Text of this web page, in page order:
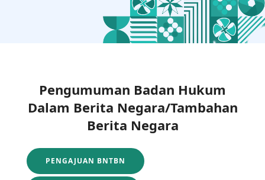
Pengumuman Badan Hukum
Dalam Berita Negara/Tambahan
Berita Negara
PENGAJUAN BNTBN